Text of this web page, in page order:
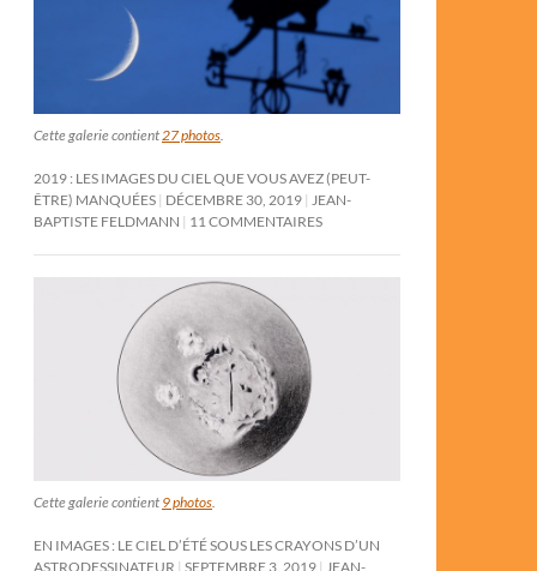
Cette galerie contient27 photos.
2019 : LES IMAGES DU CIEL QUE VOUS AVEZ (PEUT-
ÊTRE) MANQUÉES DÉCEMBRE 30, 2019 JEAN-
BAPTISTE FELDMANN
11 COMMENTAIRES
Cette galerie contient 9 photos
EN IMAGES : LE CIEL D’ÉTÉ SOUS LES CRAYONS D’UN
ASTRODESSINATEUR SEPTEMBRE 3, 2019
JEAN-